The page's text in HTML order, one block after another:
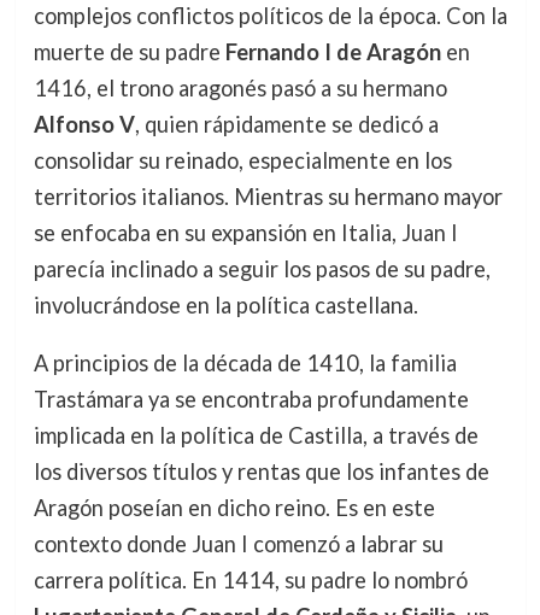
complejos conflictos políticos de la época. Con la
muerte de su padre Fernando I de Aragónen
1416, el trono aragonés pasó a su hermano
Alfonso V, quien rápidamente se dedicó a
consolidar su reinado, especialmente en los
territorios italianos. Mientras su hermano mayor
se enfocaba en su expansión en Italia, Juan I
parecía inclinado a seguir los pasos de su padre,
involucrándose en la política castellana.
A principios de la década de 1410, la familia
Trastámara ya se encontraba profundamente
implicada en la política de Castilla, a través de
los diversos títulos y rentas que los infantes de
Aragón poseían en dicho reino. Es en este
contexto donde Juan I comenzó a labrar su
carrera política. En 1414, su padre lo nombró